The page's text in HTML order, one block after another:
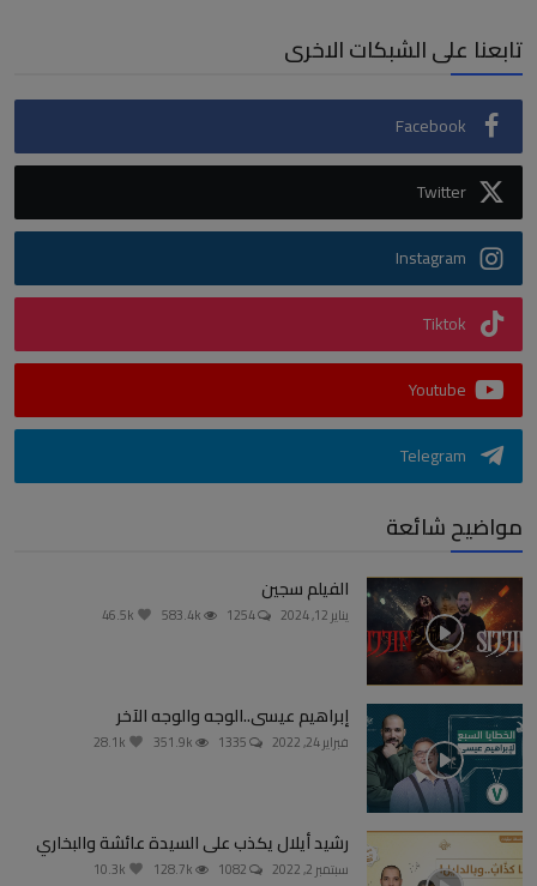
تابعنا على الشبكات الاخرى
Facebook
Twitter
Instagram
Tiktok
Youtube
Telegram
مواضيح شائعة
الفيلم سجين
يناير 12, 2024
إبراهيم عيسى..الوجه والوجه الآخر
فبراير 24, 2022
رشيد أيلال يكذب على السيدة عائشة والبخاري
سبتمبر 2, 2022